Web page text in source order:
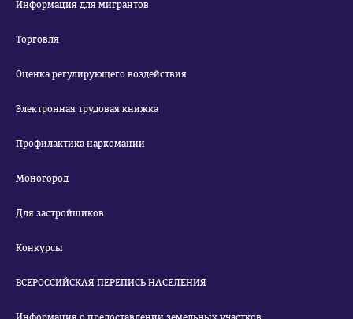
Информация для мигрантов
Торговля
Оценка регулирующего воздействия
Электронная трудовая книжка
Профилактика наркомании
Моногород
Для застройщиков
Конкурсы
ВСЕРОССИЙСКАЯ ПЕРЕПИСЬ НАСЕЛЕНИЯ